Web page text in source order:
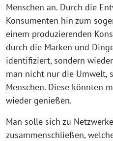
Menschen an. Durch die
Konsumenten hin zum
einem produzierenden
durch die Marken und
identifiziert, sondern
man nicht nur die Umwelt,
Menschen. Diese könnten
wieder genießen.
Man solle sich zu
zusammenschließen,